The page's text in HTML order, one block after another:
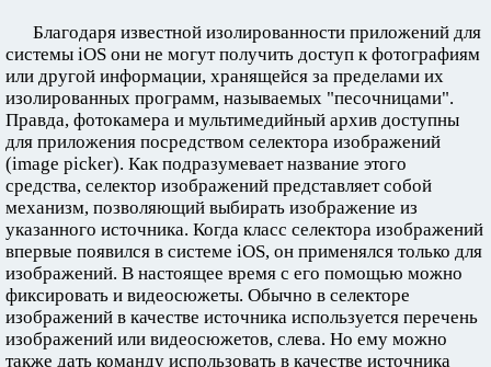
Благодаря известной изолированности приложений для
системы iOS они не могут получить доступ к фотографиям
или другой информации, хранящейся за пределами их
изолированных программ, называемых "песочницами".
Правда, фотокамера и мультимедийный архив доступны
для приложения посредством селектора изображений
(image picker). Как подразумевает название этого
средства, селектор изображений представляет собой
механизм, позволяющий выбирать изображение из
указанного источника. Когда класс селектора изображений
впервые появился в системе iOS, он применялся только для
изображений. В настоящее время с его помощью можно
фиксировать и видеосюжеты. Обычно в селекторе
изображений в качестве источника используется перечень
изображений или видеосюжетов, слева. Но ему можно
также дать команду использовать в качестве источника